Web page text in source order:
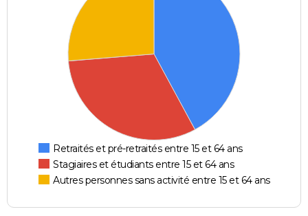
Retraités et pré-retraités entre 15 et 64 ans
Stagiaires et étudiants entre 15 et 64 ans
Autres personnes sans activité entre 15 et 64 ans